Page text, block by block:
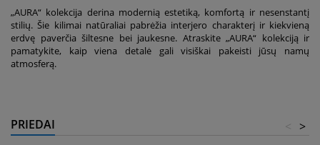
„AURA“ kolekcija derina modernią estetiką, komfortą ir nesenstantį
stilių. Šie kilimai natūraliai pabrėžia interjero charakterį ir kiekvieną
erdvę paverčia šiltesne bei jaukesne. Atraskite „AURA“ kolekciją ir
pamatykite, kaip viena detalė gali visiškai pakeisti jūsų namų
atmosferą.
PRIEDAI >
<